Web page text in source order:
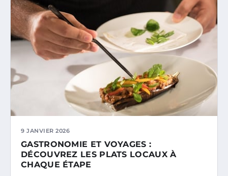
9 JANVIER 2026
GASTRONOMIE ET VOYAGES :
DÉCOUVREZ LES PLATS LOCAUX À
CHAQUE ÉTAPE